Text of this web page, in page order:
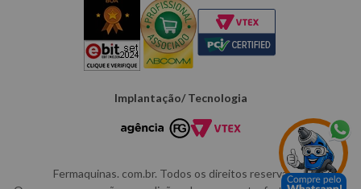
Implantação/ Tecnologia
Fermaquinas. com.br. Todos os direitos reservados.